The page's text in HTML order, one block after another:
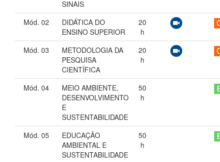
SINAIS
Mód. 02
DIDÁTICA DO
ENSINO SUPERIOR
20
h
Mód. 03
METODOLOGIA DA
PESQUISA
CIENTÍFICA
20
h
Mód. 04
MEIO AMBIENTE,
DESENVOLVIMENTO
E
SUSTENTABILIDADE
50
h
Mód. 05
EDUCAÇÃO
AMBIENTAL E
SUSTENTABILIDADE
50
h